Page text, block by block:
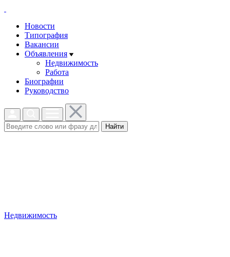
Новости
Типография
Вакансии
Объявления
Недвижимость
Работа
Биографии
Руководство
Найти
Недвижимость